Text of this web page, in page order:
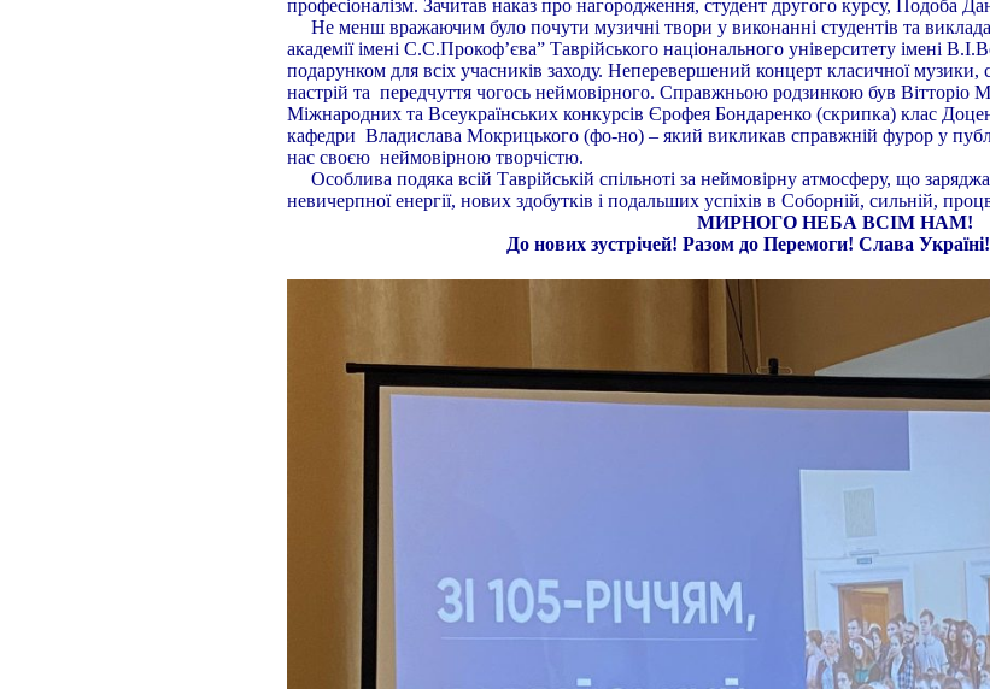
професіоналізм. Зачитав наказ про нагородження, студент другого курсу, Подоба
Не менш вражаючим було почути музичні твори у виконанні студентів та
академії імені С.С.Прокоф’єва” Таврійського національного університету імені
подарунком для всіх учасників заходу. Неперевершений концерт класичної музики,
настрій та передчуття чогось неймовірного. Справжньою родзинкою був Вітторіо
Міжнародних та Всеукраїнських конкурсів Єрофея Бондаренко (скрипка) клас
кафедри Владислава Мокрицького (фо-но) – який викликав справжній фурор у
нас своєю неймовірною творчістю.
Особлива подяка всій Таврійській спільноті за неймовірну атмосферу, що
невичерпної енергії, нових здобутків і подальших успіхів в Соборній, сильній,
МИРНОГО НЕБА ВСІМ НАМ!
До нових зустрічей! Разом до Перемоги! Слава